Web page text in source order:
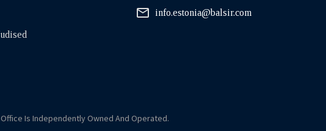
info.estonia@balsir.com
Is Independently Owned And Operated.